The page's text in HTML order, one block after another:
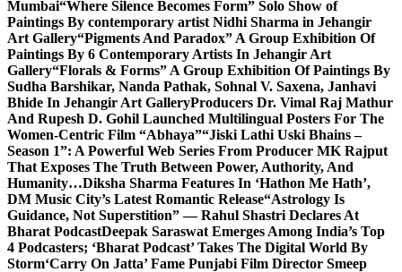
Mumbai“Where Silence Becomes Form” Solo Show of
Paintings By contemporary artist Nidhi Sharma in Jehangir
Art Gallery“Pigments And Paradox” A Group Exhibition Of
Paintings By 6 Contemporary Artists In Jehangir Art
Gallery“Florals & Forms” A Group Exhibition Of Paintings By
Sudha Barshikar, Nanda Pathak, Sohnal V. Saxena, Janhavi
Bhide In Jehangir Art GalleryProducers Dr. Vimal Raj Mathur
And Rupesh D. Gohil Launched Multilingual Posters For The
Women-Centric Film “Abhaya”“Jiski Lathi Uski Bhains –
Season 1”: A Powerful Web Series From Producer MK Rajput
That Exposes The Truth Between Power, Authority, And
Humanity…Diksha Sharma Features In ‘Hathon Me Hath’,
DM Music City’s Latest Romantic Release“Astrology Is
Guidance, Not Superstition” — Rahul Shastri Declares At
Bharat PodcastDeepak Saraswat Emerges Among India’s Top
4 Podcasters; ‘Bharat Podcast’ Takes The Digital World By
Storm‘Carry On Jatta’ Fame Punjabi Film Director Smeep